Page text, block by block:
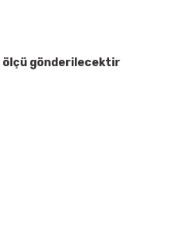
ölçü gönderilecektir